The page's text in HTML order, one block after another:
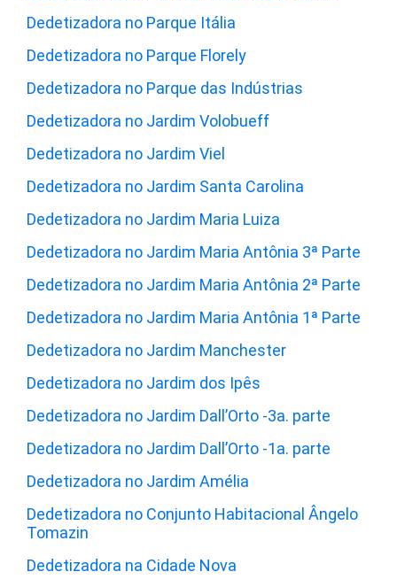
Dedetizadora no Parque Itália
Dedetizadora no Parque Florely
Dedetizadora no Parque das Indústrias
Dedetizadora no Jardim Volobueff
Dedetizadora no Jardim Viel
Dedetizadora no Jardim Santa Carolina
Dedetizadora no Jardim Maria Luiza
Dedetizadora no Jardim Maria Antônia 3ª Parte
Dedetizadora no Jardim Maria Antônia 2ª Parte
Dedetizadora no Jardim Maria Antônia 1ª Parte
Dedetizadora no Jardim Manchester
Dedetizadora no Jardim dos Ipês
Dedetizadora no Jardim Dall’Orto -3a. parte
Dedetizadora no Jardim Dall’Orto -1a. parte
Dedetizadora no Jardim Amélia
Dedetizadora no Conjunto Habitacional Ângelo
Tomazin
Dedetizadora na Cidade Nova